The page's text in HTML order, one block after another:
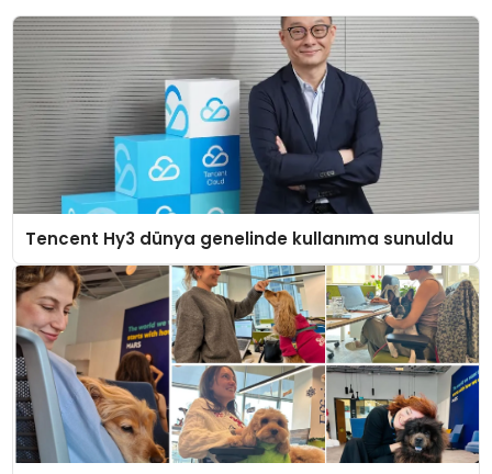
Tencent Hy3 dünya genelinde kullanıma sunuldu